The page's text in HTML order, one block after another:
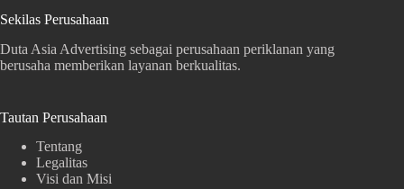
Sekilas Perusahaan
Duta Asia Advertising sebagai perusahaan periklanan yang
berusaha memberikan layanan berkualitas.
Tautan Perusahaan
Tentang
Legalitas
Visi dan Misi